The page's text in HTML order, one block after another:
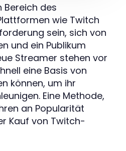
des
wie Twitch
sein, sich von
und ein Publikum
Streamer stehen vor
eine Basis von
können, um ihr
Eine Methode,
an Popularität
Kauf von Twitch-